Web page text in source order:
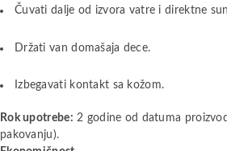
Čuvati dalje od izvora vatre i direktne
Držati van domašaja dece.
Izbegavati kontakt sa kožom.
Rok upotrebe: 2 godine od datuma
pakovanju).